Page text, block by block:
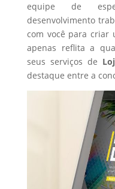
equipe de
desenvolvimento
com você para criar
apenas reflita a
seus serviços de
destaque entre a